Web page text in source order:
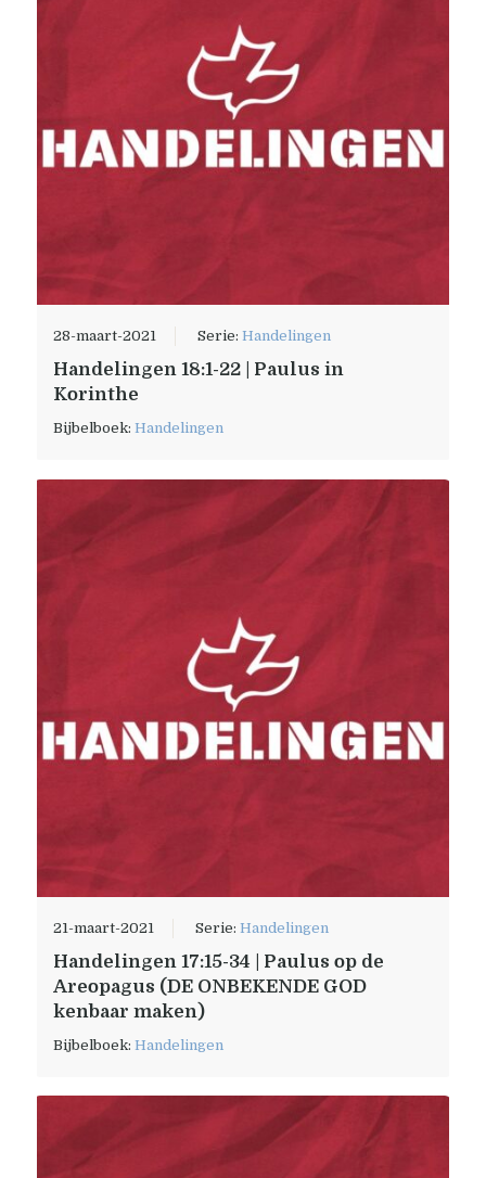
28-maart-2021 Serie:Handelingen
Handelingen 18:1-22 | Paulus in
Korinthe
Bijbelboek:Handelingen
21-maart-2021 Serie:Handelingen
Handelingen 17:15-34 | Paulus op de
Areopagus (DE ONBEKENDE GOD
kenbaar maken)
Bijbelboek:Handelingen